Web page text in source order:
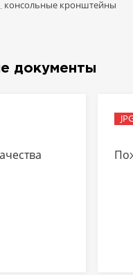
консольные кронштейны
документы